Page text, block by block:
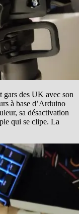
gars des UK avec son
à base d’Arduino
sa désactivation
qui se clipe. La